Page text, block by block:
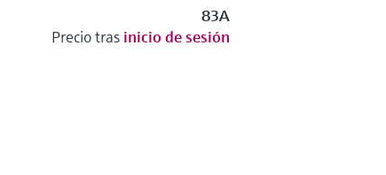
83A
Precio tras inicio de sesión